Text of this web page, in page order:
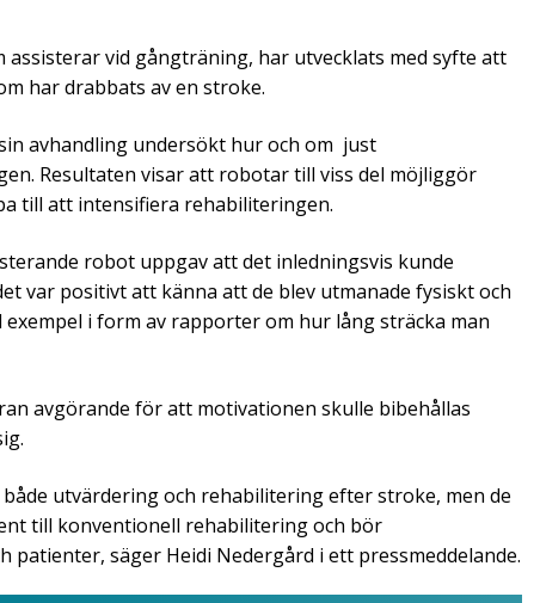
vid gångträning, har utvecklats med syfte att
har drabbats av en stroke.
avhandling undersökt hur och om just
Resultaten visar att robotar till viss del möjliggör
till att intensifiera rehabiliteringen.
robot uppgav att det inledningsvis kunde
var positivt att känna att de blev utmanade fysiskt och
i form av rapporter om hur lång sträcka man
avgörande för att motivationen skulle bibehållas
utvärdering och rehabilitering efter stroke, men de
till konventionell rehabilitering och bör
säger Heidi Nedergård i ett pressmeddelande.